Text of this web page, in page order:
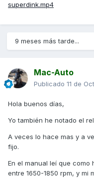
superdink.mp4
9 meses más tarde...
Mac-Auto
Publicado 11 de
Hola buenos días,
Yo también he notado el
A veces lo hace mas y a
fijo.
En el manual leí que
entre 1650-1850 rpm, y mi